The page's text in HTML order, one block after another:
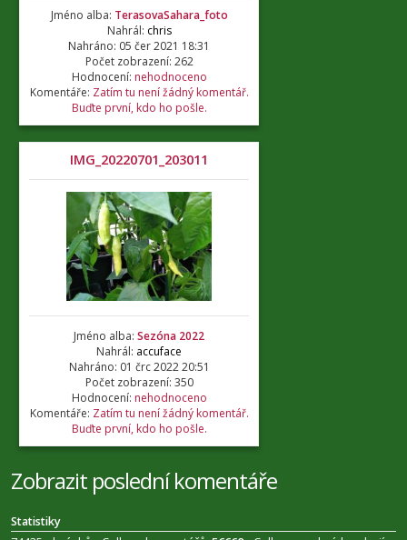
Jméno alba: TerasovaSahara_foto
Nahrál: chris
Nahráno: 05 čer 2021 18:31
Počet zobrazení: 262
Hodnocení: nehodnoceno
Komentáře: Zatím tu není žádný komentář.
Buďte první, kdo ho pošle.
IMG_20220701_203011
Jméno alba: Sezóna 2022
Nahrál: accuface
Nahráno: 01 črc 2022 20:51
Počet zobrazení: 350
Hodnocení: nehodnoceno
Komentáře: Zatím tu není žádný komentář.
Buďte první, kdo ho pošle.
Zobrazit poslední komentáře
Statistiky